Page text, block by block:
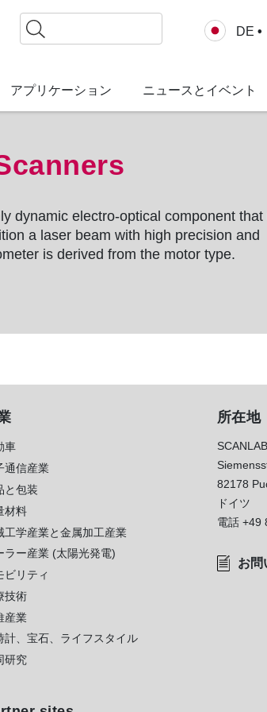
検
索
DE
アプリケーション ニュースとイベント
dynamic electro-optical component that
a laser beam with high precision and
is derived from the motor type.
車
通信産業
と包装
材料
工学産業と金属加工産業
ラー産業 (太陽光発電)
ビリティ
技術
産業
計、宝石、ライフスタイル
研究
所在地
82178
ドイツ
電話 +49
お問